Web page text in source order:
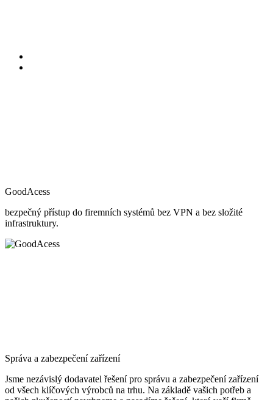
GoodAcess
bezpečný přístup do firemních systémů bez VPN a bez složité
infrastruktury.
Správa a zabezpečení zařízení
Jsme nezávislý dodavatel řešení pro správu a zabezpečení zařízení
od všech klíčových výrobců na trhu. Na základě vašich potřeb a